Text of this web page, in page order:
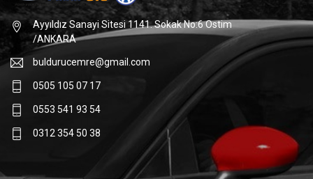
Ayyıldız Sanayi Sitesi 1141. Sokak No:6 Ostim
/ANKARA
buldurucemre@gmail.com
0505 105 07 17
0553 541 93 54
0312 354 50 38